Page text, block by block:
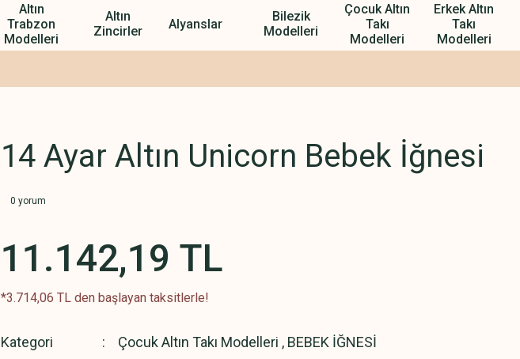
Altın
Trabzon
Modelleri
Altın
Zincirler
Alyanslar
Bilezik
Modelleri
Çocuk Altın
Takı
Modelleri
Erkek Altın
Takı
Modelleri
14 Ayar Altın Unicorn Bebek İğnesi
0 yorum
11.142,19 TL
*3.714,06 TL den başlayan taksitlerle!
Kategori Çocuk Altın Takı Modelleri , BEBEK İĞNESİ